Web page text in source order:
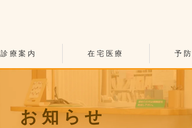
診療案内 在宅医療 予
お知らせ